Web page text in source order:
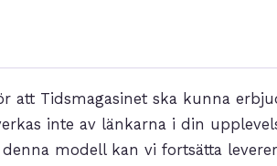
att Tidsmagasinet ska kunna
inte av länkarna i din
modell kan vi fortsätta